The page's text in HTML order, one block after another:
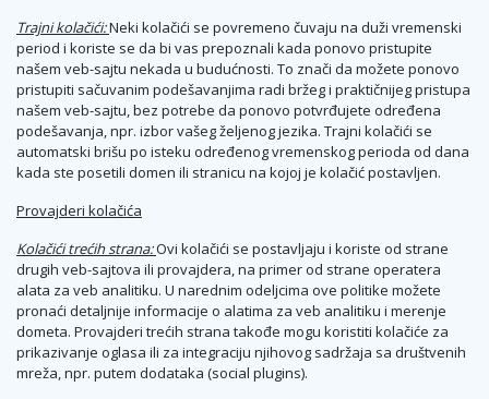
Trajni kolačići:Neki kolačići se povremeno čuvaju na duži vremenski
period i koriste se da bi vas prepoznali kada ponovo pristupite
našem veb-sajtu nekada u budućnosti. To znači da možete ponovo
pristupiti sačuvanim podešavanjima radi bržeg i praktičnijeg pristupa
našem veb-sajtu, bez potrebe da ponovo potvrđujete određena
podešavanja, npr. izbor vašeg željenog jezika. Trajni kolačići se
automatski brišu po isteku određenog vremenskog perioda od dana
kada ste posetili domen ili stranicu na kojoj je kolačić postavljen.
Provajderi kolačića
Kolačići trećih strana:Ovi kolačići se postavljaju i koriste od strane
drugih veb-sajtova ili provajdera, na primer od strane operatera
alata za veb analitiku. U narednim odeljcima ove politike možete
pronaći detaljnije informacije o alatima za veb analitiku i merenje
dometa. Provajderi trećih strana takođe mogu koristiti kolačiće za
prikazivanje oglasa ili za integraciju njihovog sadržaja sa društvenih
mreža, npr. putem dodataka (social plugins).